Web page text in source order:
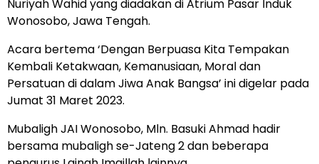
Nuriyah Wahid yang diadakan di Atrium Pasar Induk
Wonosobo, Jawa Tengah.
Acara bertema ‘Dengan Berpuasa Kita Tempakan
Kembali Ketakwaan, Kemanusiaan, Moral dan
Persatuan di dalam Jiwa Anak Bangsa’ ini digelar pada
Jumat 31 Maret 2023.
Mubaligh JAI Wonosobo, Mln. Basuki Ahmad hadir
bersama mubaligh se-Jateng 2 dan beberapa